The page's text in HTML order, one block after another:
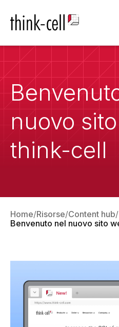
nuovo
think-cell
Home Risorse Content hub
Benvenuto nel nuovo sito